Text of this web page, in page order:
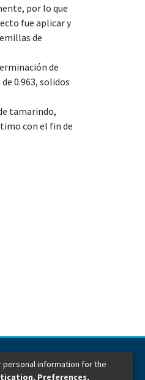
por lo que
fue aplicar y
de
de
0.963, solidos
tamarindo,
con el fin de
information for the
Preferences,